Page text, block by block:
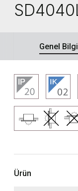
Genel
Ürün